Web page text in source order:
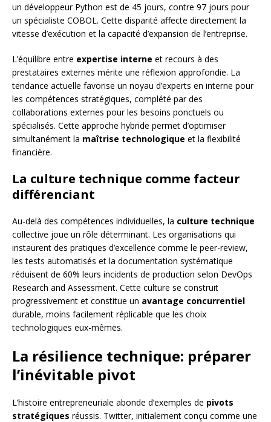
un développeur Python est de 45 jours, contre 97 jours pour
un spécialiste COBOL. Cette disparité affecte directement la
vitesse d’exécution et la capacité d’expansion de l’entreprise.
L’équilibre entre expertise interne et recours à des
prestataires externes mérite une réflexion approfondie. La
tendance actuelle favorise un noyau d’experts en interne pour
les compétences stratégiques, complété par des
collaborations externes pour les besoins ponctuels ou
spécialisés. Cette approche hybride permet d’optimiser
simultanément la maîtrise technologique et la flexibilité
financière.
La culture technique comme facteur
différenciant
Au-delà des compétences individuelles, la culture technique
collective joue un rôle déterminant. Les organisations qui
instaurent des pratiques d’excellence comme le peer-review,
les tests automatisés et la documentation systématique
réduisent de 60% leurs incidents de production selon DevOps
Research and Assessment. Cette culture se construit
progressivement et constitue un avantage concurrentiel
durable, moins facilement réplicable que les choix
technologiques eux-mêmes.
La résilience technique: préparer
l’inévitable pivot
L’histoire entrepreneuriale abonde d’exemples de pivots
stratégiques réussis. Twitter, initialement conçu comme une